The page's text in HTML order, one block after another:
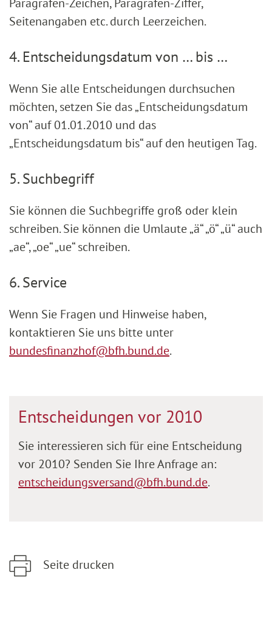
Seitenangaben etc. durch Leerzeichen.
4. Entscheidungsdatum von … bis …
Wenn Sie alle Entscheidungen durchsuchen
möchten, setzen Sie das „Entscheidungsdatum
von“ auf 01.01.2010 und das
„Entscheidungsdatum bis“ auf den heutigen Tag.
5. Suchbegriff
Sie können die Suchbegriffe groß oder klein
schreiben. Sie können die Umlaute „ä“ „ö“ „ü“ auch
„ae“, „oe“ „ue“ schreiben.
6. Service
Wenn Sie Fragen und Hinweise haben,
kontaktieren Sie uns bitte unter
bundesfinanzhof@bfh.bund.de.
Entscheidungen vor 2010
Sie interessieren sich für eine Entscheidung
vor 2010? Senden Sie Ihre Anfrage an:
entscheidungsversand@bfh.bund.de.
Seite drucken